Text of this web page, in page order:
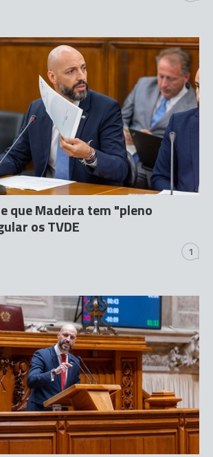
que Madeira tem "pleno
os TVDE
1